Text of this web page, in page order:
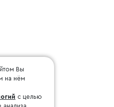
Вы
на нём
с целью